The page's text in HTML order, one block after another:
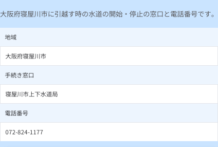
大阪府寝屋川市に引越す時の水道の開始・停止の窓口と電話番号です。
地域
大阪府寝屋川市
手続き窓口
寝屋川市上下水道局
電話番号
072-824-1177